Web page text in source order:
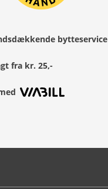
bytteservice
fra kr. 25,-